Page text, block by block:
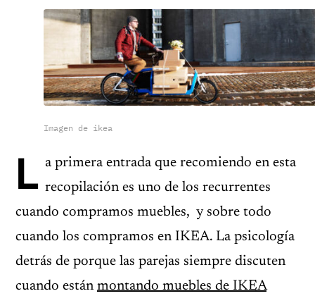
Imagen de ikea
L a primera entrada que recomiendo en esta
recopilación es uno de los recurrentes
cuando compramos muebles, y sobre todo
cuando los compramos en IKEA. La psicología
detrás de porque las parejas siempre discuten
cuando están montando muebles de IKEA